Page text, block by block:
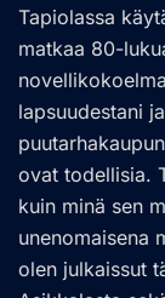
Tapiolassa
matkaa 80-
lapsuudestani
ovat todellisia.
kuin minä sen
unenomaisena
olen julkaissut